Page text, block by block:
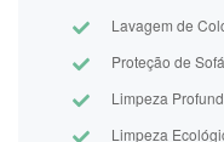
Lavagem de
Proteção de
Limpeza
Limpeza